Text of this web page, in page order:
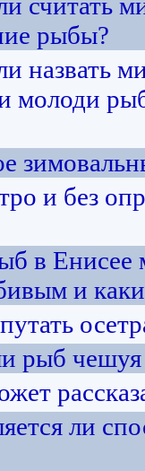
рыбы?
назвать
молоди
и без
в Енисее
и
рыб чешуя
ли